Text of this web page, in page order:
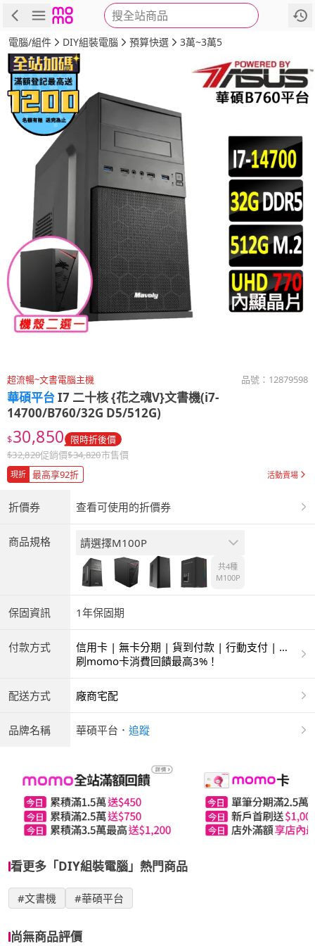
搜全站商品
商品 評價 詳情
電腦/組件 DIY組裝電腦 預算快選 3萬~3萬5
超流暢~文書電腦主機 品號： 12879598
華碩平台I7 二十核 {花之魂V}文書機(i7-
14700/B760/32G D5/512G)
$30,850 限時折後價
$32,820促銷價$34,820市售價
現折 最高享92折 活動賣場
折價券 查看可使用的折價券
商品規格 請選擇M100P
共4種
M100P
保固資訊 1年保固期
付款方式
信用卡 | 無卡分期 | 貨到付款 | 行動支付 | 銀
聯卡
刷momo卡消費回饋最高3%！
配送方式 廠商宅配
品牌名稱 華碩平台 ． 追蹤
看更多「DIY組裝電腦」熱門商品
#文書機 #華碩平台
尚無商品評價